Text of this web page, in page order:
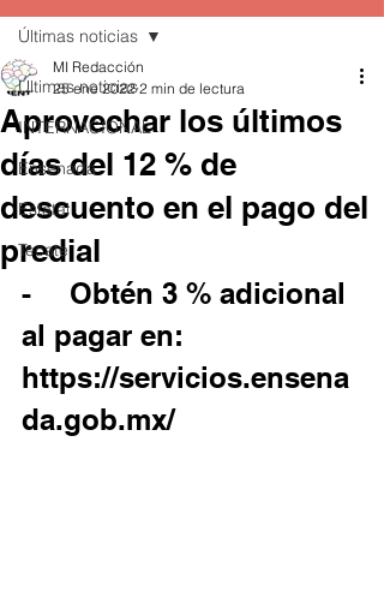
Últimas noticias
INTERNACIONAL
Ensenada
Estatal
Tecate
Últimas noticias
Aprovechar los últimos
días del 12 % de
descuento en el pago del
predial
MI Redacción
25 ene 2022 2 min de lectura
-	Obtén 3 % adicional
al pagar en:
https://servicios.ensena
da.gob.mx/